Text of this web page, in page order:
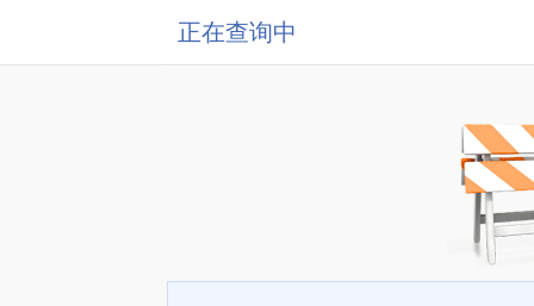
正在查询中